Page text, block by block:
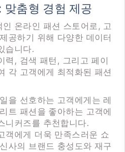
춤형 경험 제공
온라인 패션 스토어로, 고
공하기 위해 다양한 데이터
습니다.
력, 검색 패턴, 그리고 페이
각 고객에게 최적화된 패션
을 선호하는 고객에게는 레
트 패션을 좋아하는 고객에
니커즈를 추천합니다.
객에게 더욱 만족스러운 쇼
사의 브랜드 충성도와 재구